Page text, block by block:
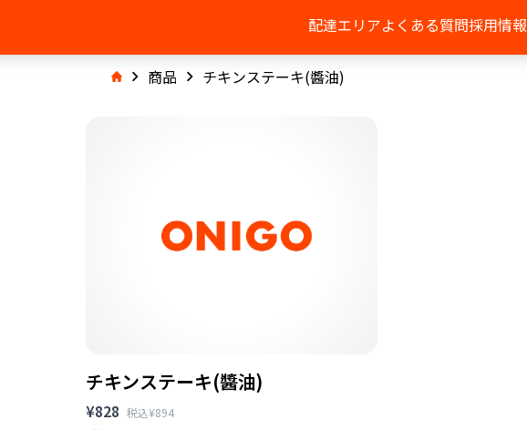
配達エリアよくある質問採用情報
商品 チキンステーキ(醬油)
チキンステーキ(醬油)
¥828 税込¥894